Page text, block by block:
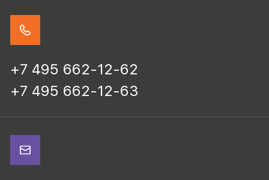
+7 495 662-12-62
+7 495 662-12-63